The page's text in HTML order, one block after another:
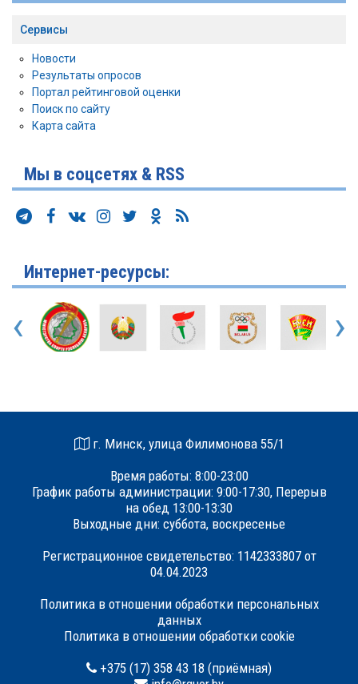
Сервисы
Новости
Результаты опросов
Портал рейтинговой оценки
Поиск по сайту
Карта сайта
Мы в соцсетях & RSS
Интернет-ресурсы:
‹ ›
г. Минск, улица Филимонова 55/1
Время работы: 8:00-23:00
График работы администрации: 9:00-17:30, Перерыв
на обед 13:00-13:30
Выходные дни: суббота, воскресенье
Регистрационное свидетельство: 1142333807 от
04.04.2023
Политика в отношении обработки персональных
данных
Политика в отношении обработки cookie
+375 (17) 358 43 18 (приёмная)